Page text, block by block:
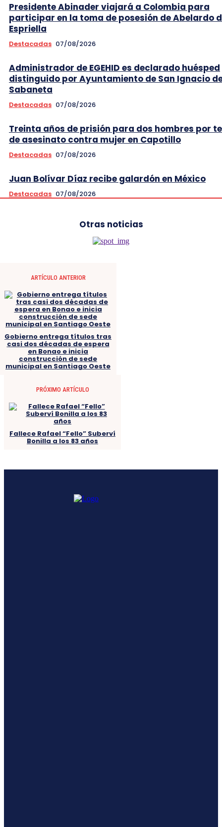
Presidente Abinader viajará a Colombia para
participar en la toma de posesión de Abelardo
Espriella
Destacadas 07/08/2026
Administrador de EGEHID es declarado huésped
distinguido por Ayuntamiento de San Ignacio
Sabaneta
Destacadas 07/08/2026
Treinta años de prisión para dos hombres por
de asesinato contra mujer en Capotillo
Destacadas 07/08/2026
Juan Bolívar Díaz recibe galardón en México
Destacadas 07/08/2026
Otras noticias
ARTÍCULO ANTERIOR
Gobierno entrega títulos tras
casi dos décadas de espera
en Bonao e inicia
construcción de sede
municipal en Santiago Oeste
PRÓXIMO ARTÍCULO
Fallece Rafael “Fello” Suberví
Bonilla a los 83 años